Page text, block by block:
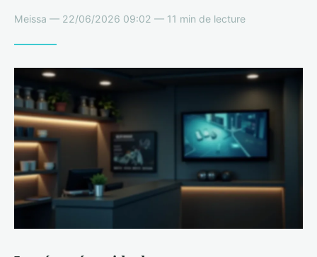
Meissa — 22/06/2026 09:02 — 11 min de lecture